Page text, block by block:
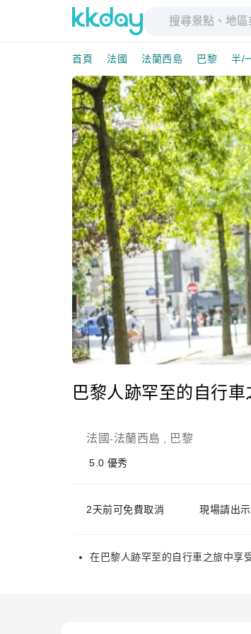
首頁 法國 法蘭西島 巴黎 半/
巴黎人跡罕至的自行車
法國-法蘭西島 巴黎
5.0 優秀
2天前可免費取消 現場請出
在巴黎人跡罕至的自行車之旅中享